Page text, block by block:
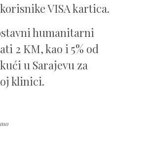
VISA kartica.
humanitarni
2 KM, kao i 5% od
u Sarajevu za
klinici.